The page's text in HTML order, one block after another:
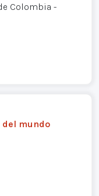
Colombia -
del mundo